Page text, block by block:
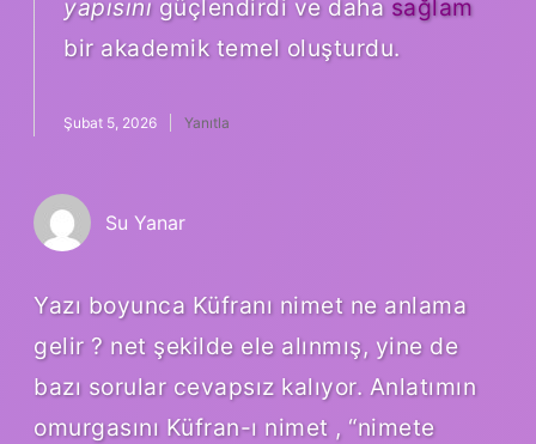
yapısını güçlendirdi ve daha sağlam
bir akademik temel oluşturdu.
Şubat 5, 2026 Yanıtla
Su Yanar
Yazı boyunca Küfranı nimet ne anlama
gelir ? net şekilde ele alınmış, yine de
bazı sorular cevapsız kalıyor. Anlatımın
omurgasını Küfran-ı nimet , “nimete